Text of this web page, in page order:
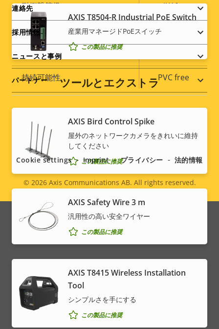
耐衝撃等級 IK10+
IP定格 IP66, IP6K9K
再塗装向けに設計
持続可能性 PVC free
AXIS T8504-R Industrial PoE Switch
産業⽤マネージドPoEスイッチ
この製品に推奨
ツールとエクストラ
AXIS Bird Control Spike
屋外のネットワークカメラをきれいに維持
してください
この製品に推奨
AXIS Safety Wire 3 m
汎用性の高い安全ワイヤー
この製品に推奨
AXIS T8415 Wireless Installation
Tool
シンプルさを手にする
この製品に推奨
menu
連絡先
採用情報
ニュースと事例
パートナー
Social
menu
Legal
menu
© 2026Axis Communications AB. All rights reserved.
Cookie settings Imprint プライバシー 法的情報